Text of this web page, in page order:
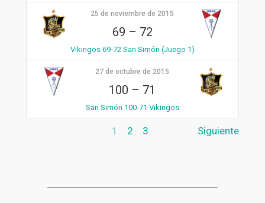
25 de noviembre de 2015
69 – 72
Vikingos 69-72 San Simón (Juego 1)
27 de octubre de 2015
100 – 71
San Simón 100-71 Vikingos
1 2 3 Siguiente